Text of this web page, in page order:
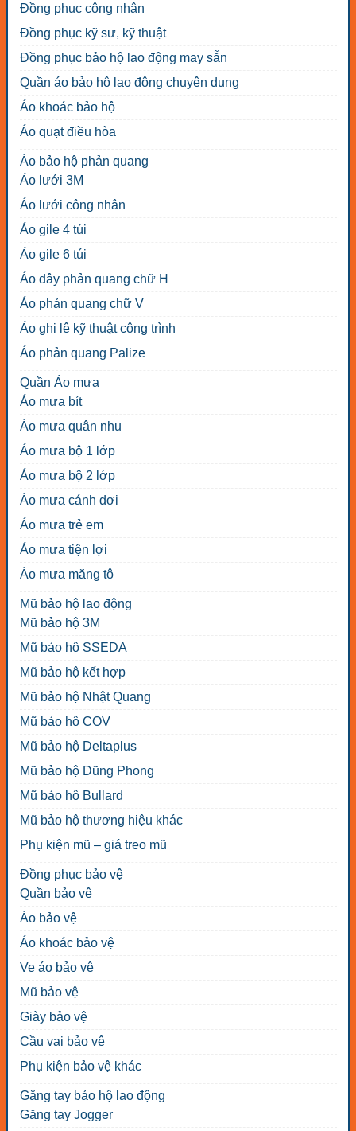
Đồng phục công nhân
Đồng phục kỹ sư, kỹ thuật
Đồng phục bảo hộ lao động may sẵn
Quần áo bảo hộ lao động chuyên dụng
Áo khoác bảo hộ
Áo quạt điều hòa
Áo bảo hộ phản quang
Áo lưới 3M
Áo lưới công nhân
Áo gile 4 túi
Áo gile 6 túi
Áo dây phản quang chữ H
Áo phản quang chữ V
Áo ghi lê kỹ thuật công trình
Áo phản quang Palize
Quần Áo mưa
Áo mưa bít
Áo mưa quân nhu
Áo mưa bộ 1 lớp
Áo mưa bộ 2 lớp
Áo mưa cánh dơi
Áo mưa trẻ em
Áo mưa tiện lợi
Áo mưa măng tô
Mũ bảo hộ lao động
Mũ bảo hộ 3M
Mũ bảo hộ SSEDA
Mũ bảo hộ kết hợp
Mũ bảo hộ Nhật Quang
Mũ bảo hộ COV
Mũ bảo hộ Deltaplus
Mũ bảo hộ Dũng Phong
Mũ bảo hộ Bullard
Mũ bảo hộ thương hiệu khác
Phụ kiện mũ – giá treo mũ
Đồng phục bảo vệ
Quần bảo vệ
Áo bảo vệ
Áo khoác bảo vệ
Ve áo bảo vệ
Mũ bảo vệ
Giày bảo vệ
Cầu vai bảo vệ
Phụ kiện bảo vệ khác
Găng tay bảo hộ lao động
Găng tay Jogger